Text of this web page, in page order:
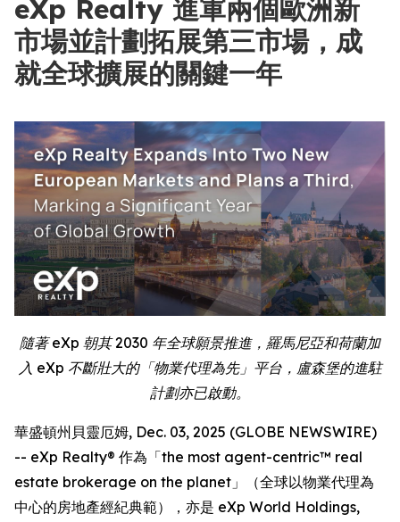
eXp Realty 進軍兩個歐洲新
市場並計劃拓展第三市場，成
就全球擴展的關鍵一年
隨著 eXp 朝其 2030 年全球願景推進，羅馬尼亞和荷蘭加
入 eXp 不斷壯大的「物業代理為先」平台，盧森堡的進駐
計劃亦已啟動。
華盛頓州貝靈厄姆, Dec. 03, 2025 (GLOBE NEWSWIRE)
-- eXp Realty® 作為「the most agent-centric™ real
estate brokerage on the planet」（全球以物業代理為
中心的房地產經紀典範），亦是 eXp World Holdings,